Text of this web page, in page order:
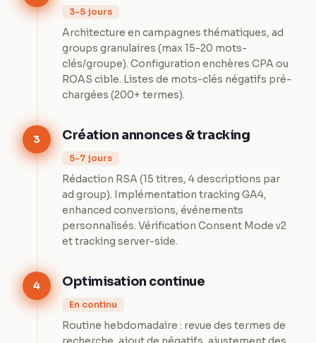
3-5 jours
Architecture en campagnes thématiques, ad
groups granulaires (max 15-20 mots-
clés/groupe). Configuration enchères CPA ou
ROAS cible. Listes de mots-clés négatifs pré-
chargées (200+ termes).
3 Création annonces & tracking
5-7 jours
Rédaction RSA (15 titres, 4 descriptions par
ad group). Implémentation tracking GA4,
enhanced conversions, événements
personnalisés. Vérification Consent Mode v2
et tracking server-side.
4 Optimisation continue
En continu
Routine hebdomadaire : revue des termes de